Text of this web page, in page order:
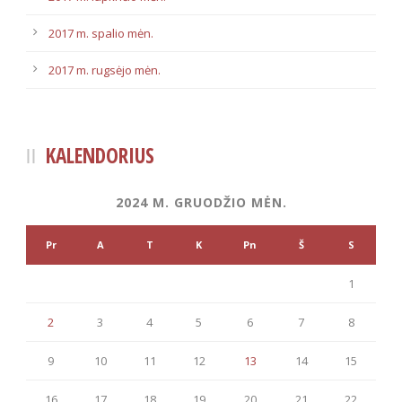
2017 m. spalio mėn.
2017 m. rugsėjo mėn.
KALENDORIUS
2024 M. GRUODŽIO MĖN.
Pr A T K Pn Š S
1
2 3 4 5 6 7 8
9 10 11 12 13 14 15